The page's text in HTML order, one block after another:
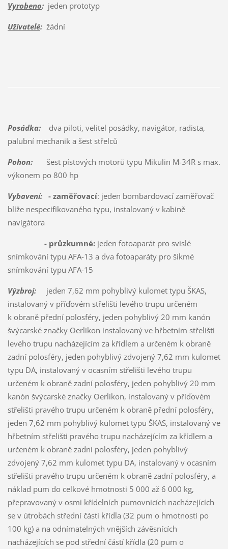
Vyrobeno:jeden prototyp
Uživatelé:žádní
Posádka:dva piloti, velitel posádky, navigátor, radista,
palubní mechanik a šest střelců
Pohon:šest pístových motorů typu Mikulin M-34R s max.
výkonem po 800 hp
Vybavení: - zaměřovací: jeden bombardovací zaměřovač
blíže nespecifikovaného typu, instalovaný v kabině
navigátora
- průzkumné:jeden fotoaparát pro svislé
snímkování typu AFA-13 a dva fotoaparáty pro šikmé
snímkování typu AFA-15
Výzbroj:jeden 7,62 mm pohyblivý kulomet typu ŠKAS,
instalovaný v příďovém střelišti levého trupu určeném
k obraně přední polosféry, jeden pohyblivý 20 mm kanón
švýcarské značky Oerlikon instalovaný ve hřbetním střelišti
levého trupu nacházejícím za křídlem a určeném k obraně
zadní polosféry, jeden pohyblivý zdvojený 7,62 mm kulomet
typu DA, instalovaný v ocasním střelišti levého trupu
určeném k obraně zadní polosféry, jeden pohyblivý 20 mm
kanón švýcarské značky Oerlikon, instalovaný v příďovém
střelišti pravého trupu určeném k obraně přední polosféry,
jeden 7,62 mm pohyblivý kulomet typu ŠKAS, instalovaný ve
hřbetním střelišti pravého trupu nacházejícím za křídlem a
určeném k obraně zadní polosféry, jeden pohyblivý
zdvojený 7,62 mm kulomet typu DA, instalovaný v ocasním
střelišti pravého trupu určeném k obraně zadní polosféry, a
náklad pum do celkové hmotnosti 5 000 až 6 000 kg,
přepravovaný v osmi křídelních pumovnicích nacházejících
se v útrobách střední části křídla (32 pum o hmotnosti po
100 kg) a na odnímatelných vnějších závěsnících
nacházejících se pod střední částí křídla (20 pum o